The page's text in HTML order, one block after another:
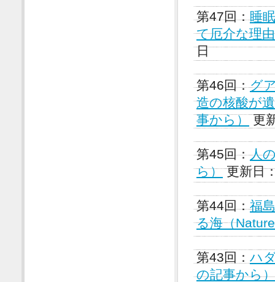
第47回：睡
て厄介な理
日
第46回：グ
造の核酸が
事から）更
第45回：人
ら）更新日
第44回：福
る海（
第43回： ハ
の記事から）